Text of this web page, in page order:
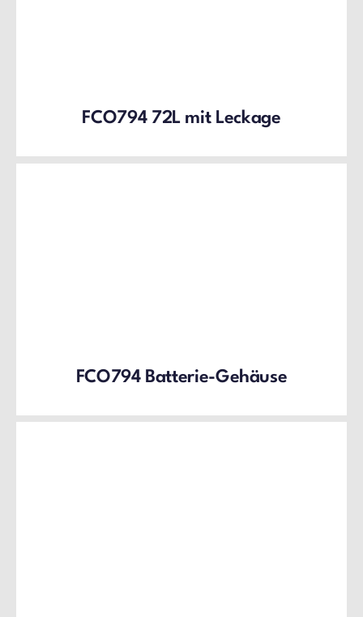
FCO794 72L mit Leckage
FCO794 Batterie-Gehäuse